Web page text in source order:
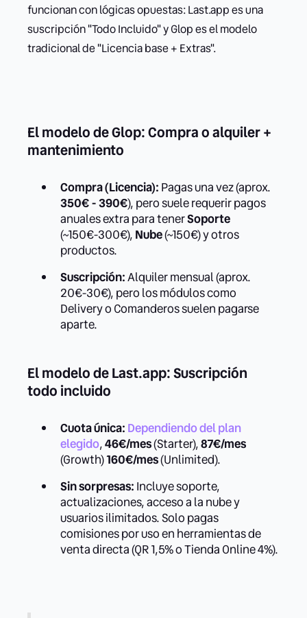
funcionan con lógicas opuestas: Last.app es una
suscripción "Todo Incluido" y Glop es el modelo
tradicional de "Licencia base + Extras".
El modelo de Glop: Compra o alquiler +
mantenimiento
Compra (Licencia):Pagas una vez (aprox.
350€ - 390€), pero suele requerir pagos
anuales extra para tenerSoporte
(~150€-300€),Nube(~150€) y otros
productos.
Suscripción:Alquiler mensual (aprox.
20€-30€), pero los módulos como
Delivery o Comanderos suelen pagarse
aparte.
El modelo de Last.app: Suscripción
todo incluido
Cuota única:Dependiendo del plan
elegido,46€/mes(Starter),87€/mes
(Growth)160€/mes(Unlimited).
Sin sorpresas:Incluye soporte,
actualizaciones, acceso a la nube y
usuarios ilimitados. Solo pagas
comisiones por uso en herramientas de
venta directa (QR 1,5% o Tienda Online 4%).